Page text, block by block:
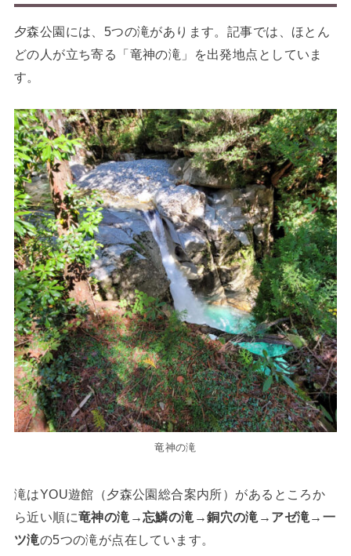
夕森公園には、5つの滝があります。記事では、ほとん
どの人が立ち寄る「竜神の滝」を出発地点としていま
す。
竜神の滝
滝はYOU遊館（夕森公園総合案内所）があるところか
ら近い順に竜神の滝→忘鱗の滝→銅穴の滝→アゼ滝→一
ツ滝の5つの滝が点在しています。